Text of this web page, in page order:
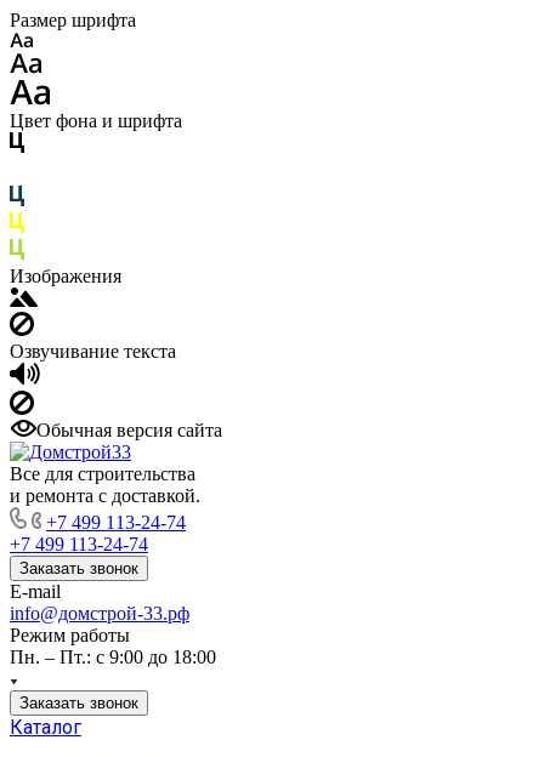
Размер шрифта
Цвет фона и шрифта
Изображения
Озвучивание текста
Обычная версия сайта
Все для строительства
и ремонта с доставкой.
+7 499 113-24-74
+7 499 113-24-74
Заказать звонок
E-mail
info@домстрой-33.рф
Режим работы
Пн. – Пт.: с 9:00 до 18:00
Заказать звонок
Каталог